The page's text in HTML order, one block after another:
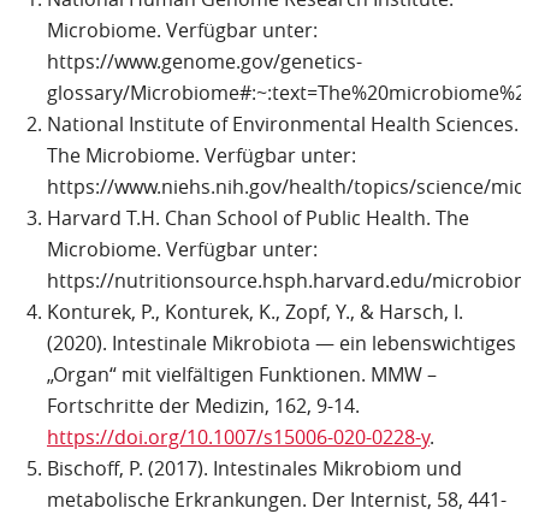
Microbiome. Verfügbar unter:
https://www.genome.gov/genetics-
glossary/
National Institute of Environmental Health Sciences.
The Microbiome. Verfügbar unter:
https://www.niehs.nih.gov/health/topics/science/
Harvard T.H. Chan School of Public Health. The
Microbiome. Verfügbar unter:
https://nutritionsource.hsph.harvard.edu/
Konturek, P., Konturek, K., Zopf, Y., & Harsch, I.
(2020). Intestinale Mikrobiota — ein lebenswichtiges
„Organ“ mit vielfältigen Funktionen. MMW –
Fortschritte der Medizin, 162, 9-14.
https://doi.org/10.1007/s15006-020-0228-y.
Bischoff, P. (2017). Intestinales Mikrobiom und
metabolische Erkrankungen. Der Internist, 58, 441-